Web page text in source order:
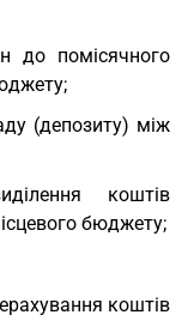
до помісячного
(депозиту) між
коштів
бюджету;
коштів